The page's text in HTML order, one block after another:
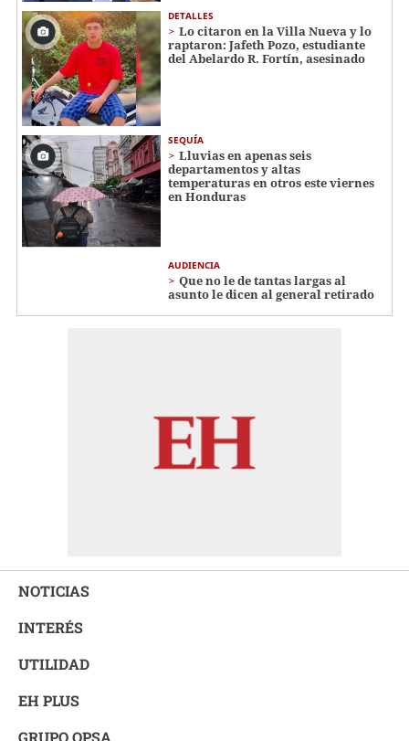
DETALLES
Lo citaron en la Villa Nueva y lo
raptaron: Jafeth Pozo, estudiante
del Abelardo R. Fortín, asesinado
SEQUÍA
Lluvias en apenas seis
departamentos y altas
temperaturas en otros este viernes
en Honduras
AUDIENCIA
Que no le de tantas largas al
asunto le dicen al general retirado
NOTICIAS
INTERÉS
UTILIDAD
EH PLUS
GRUPO OPSA